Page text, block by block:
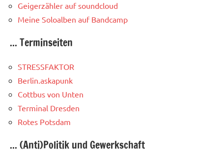
Geigerzähler auf soundcloud
Meine Soloalben auf Bandcamp
... Terminseiten
STRESSFAKTOR
Berlin.askapunk
Cottbus von Unten
Terminal Dresden
Rotes Potsdam
... (Anti)Politik und Gewerkschaft